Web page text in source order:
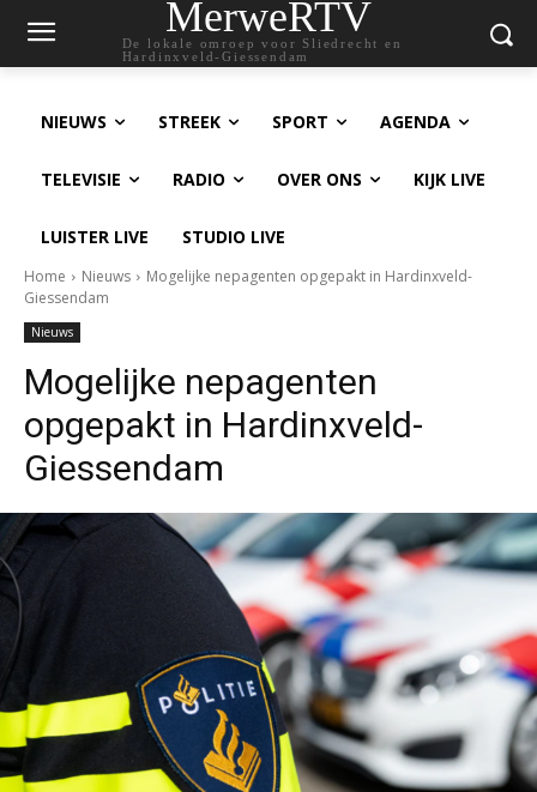
MerweRTV
De lokale omroep voor Sliedrecht en
Hardinxveld-Giessendam
NIEUWS STREEK SPORT AGENDA
TELEVISIE RADIO OVER ONS KIJK LIVE
LUISTER LIVE STUDIO LIVE
Home Nieuws
Mogelijke nepagenten opgepakt in Hardinxveld-
Giessendam
Nieuws
Mogelijke nepagenten
opgepakt in Hardinxveld-
Giessendam